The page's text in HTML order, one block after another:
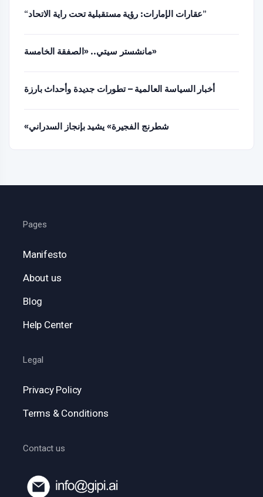
“عقارات الإمارات: رؤية مستقبلية تحت راية الاتحاد”
مانشستر سيتي.. «الصفقة الخامسة»
أخبار السياسة العالمية – تطورات جديدة وأحداث بارزة
«شطرنج الفجيرة» يشيد بإنجاز السدراني
Pages
Manifesto
About us
Blog
Help Center
Legal
Privacy Policy
Terms & Conditions
Contact us